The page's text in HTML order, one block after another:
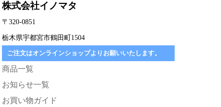
株式会社イノマタ
〒320-0851
栃木県宇都宮市鶴田町1504
ご注文はオンラインショップよりお願いいたします。
商品一覧
お知らせ一覧
お買い物ガイド